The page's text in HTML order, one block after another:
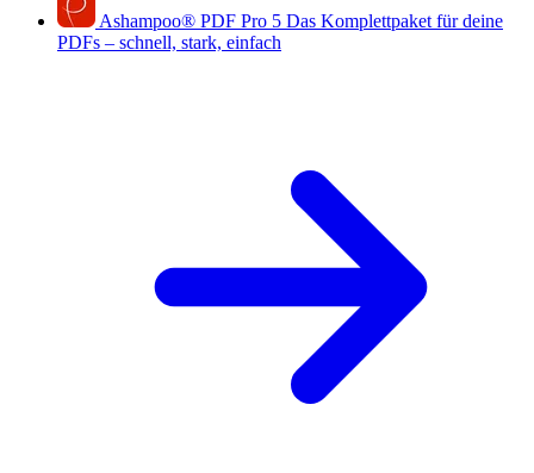
Ashampoo® PDF Pro 5 Das Komplettpaket für deine
PDFs – schnell, stark, einfach